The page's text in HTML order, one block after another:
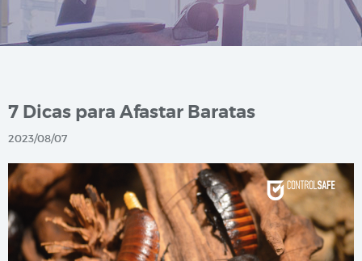
7 Dicas para Afastar Baratas
2023/08/07